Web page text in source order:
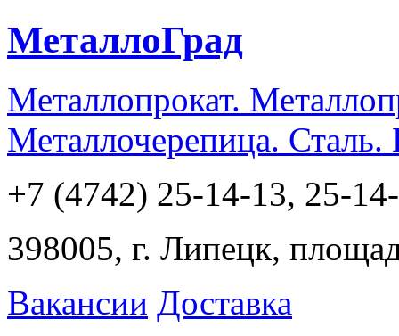
МеталлоГрад
Металлопрокат.
Металлочерепица.
+7 (4742) 25-14-13, 25-
398005, г. Липецк,
Вакансии Доставка